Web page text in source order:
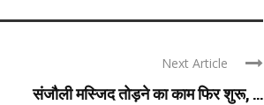
Next Article
संजौली मस्जिद तोड़ने का काम फिर शुरू, ...